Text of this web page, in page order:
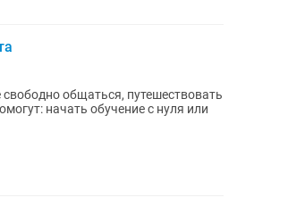
общаться, путешествовать
начать обучение с нуля или